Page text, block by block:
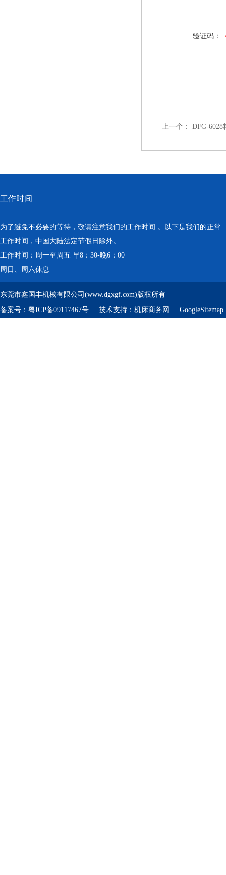
验证码：
上一个： DFG-
工作时间
为了避免不必要的等待，敬请注意我们的工作时间 。以下是我们的正常
工作时间，中国大陆法定节假日除外。
工作时间：周一至周五 早8：30-晚6：00
周日、周六休息
东莞市鑫国丰机械有限公司(www.dgxgf.com)版权所有
备案号： 粤ICP备09117467号 技术支持： 机床商务网 GoogleSitemap